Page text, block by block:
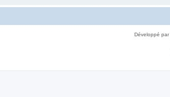
Développé par